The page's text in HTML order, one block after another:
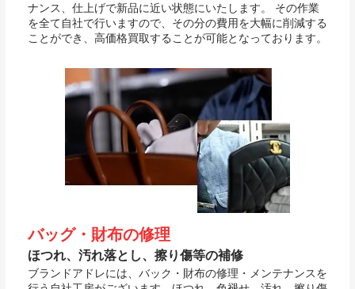
ナンス、仕上げで新品に近い状態にいたします。 その作業
を全て自社で行いますので、その分の費用を大幅に削減する
ことができ、高価格買取することが可能となっております。
バッグ・財布の修理
ほつれ、汚れ落とし、擦り傷等の補修
ブランドアドレには、バック・財布の修理・メンテナンスを